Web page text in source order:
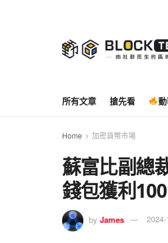
所有文章 搶先看
Home 加密貨幣市場
蘇富比副總
錢包獲利
by James